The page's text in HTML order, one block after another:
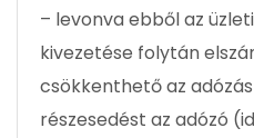
– levonva ebből az
kivezetése folytán
csökkenthető az
részesedést az adózó